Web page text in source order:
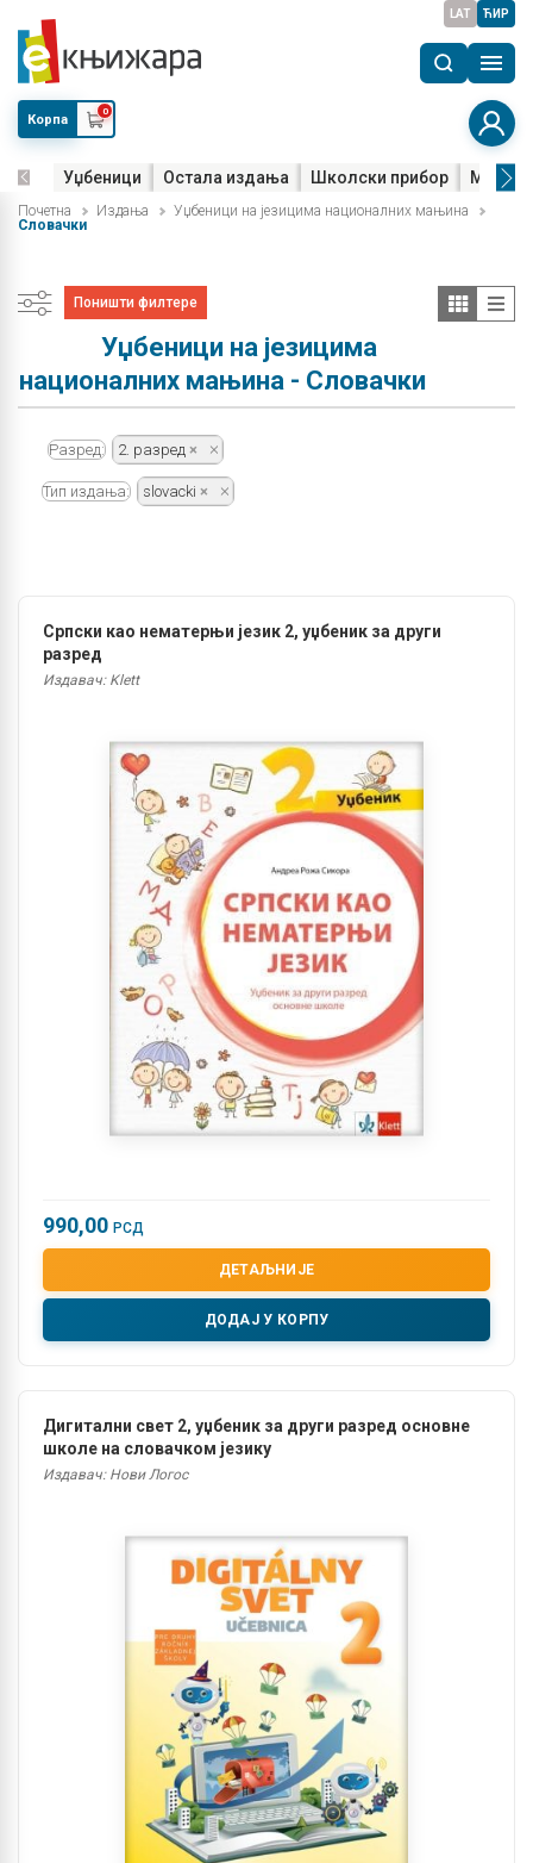
LAT ЋИР
Корпа
0
Уџбеници Остала издања Школски прибор Мала
Почетна Издања
Уџбеници на језицима националних мањина
Словачки
Поништи филтере
Уџбеници на језицима
националних мањина - Словачки
Разред: 2. разред
Тип издања: slovacki
Српски као нематерњи језик 2, уџбеник за други
разред
Издавач: Klett
990,00 РСД
ДЕТАЉНИЈЕ
ДОДАЈ У КОРПУ
Дигитални свет 2, уџбеник за други разред основне
школе на словачком језику
Издавач: Нови Логос